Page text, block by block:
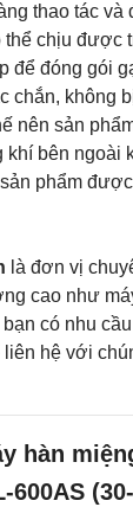
thao tác và
thể chịu được
để đóng gói
chắn, không
nên sản
khí bên ngoài
phẩm
là đơn vị
cao như
có nhu
liên hệ với
hàn
600AS